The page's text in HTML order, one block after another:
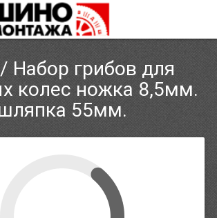
Набор грибов для
колес ножка 8,5мм.
55мм.